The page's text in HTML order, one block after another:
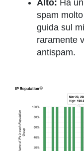
Alto: Ha
spam
guida sul
raramente
antispam.